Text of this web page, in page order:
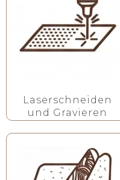
Laserschneiden
und Gravieren